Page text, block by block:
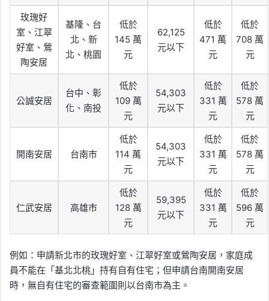
玫瑰好
室、江翠
好室、鶯
陶安居
基隆、台
北、新
北、桃園
低於
145 萬
元
62,125
元以下
低於
471 萬
元
低於
708 萬
元
公誠安居
台中、彰
化、南投
低於
109 萬
元
54,303
元以下
低於
331 萬
元
低於
578 萬
元
開南安居 台南市
低於
114 萬
元
54,303
元以下
低於
331 萬
元
低於
578 萬
元
仁武安居 高雄市
低於
128 萬
元
59,395
元以下
低於
331 萬
元
低於
596 萬
元
例如：申請新北市的玫瑰好室、江翠好室或鶯陶安居，家庭成
員不能在「基北北桃」持有自有住宅；但申請台南開南安居
時，無自有住宅的審查範圍則以台南市為主。